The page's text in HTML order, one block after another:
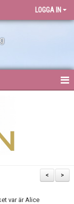
LOGGA IN
>
<
var är Alice